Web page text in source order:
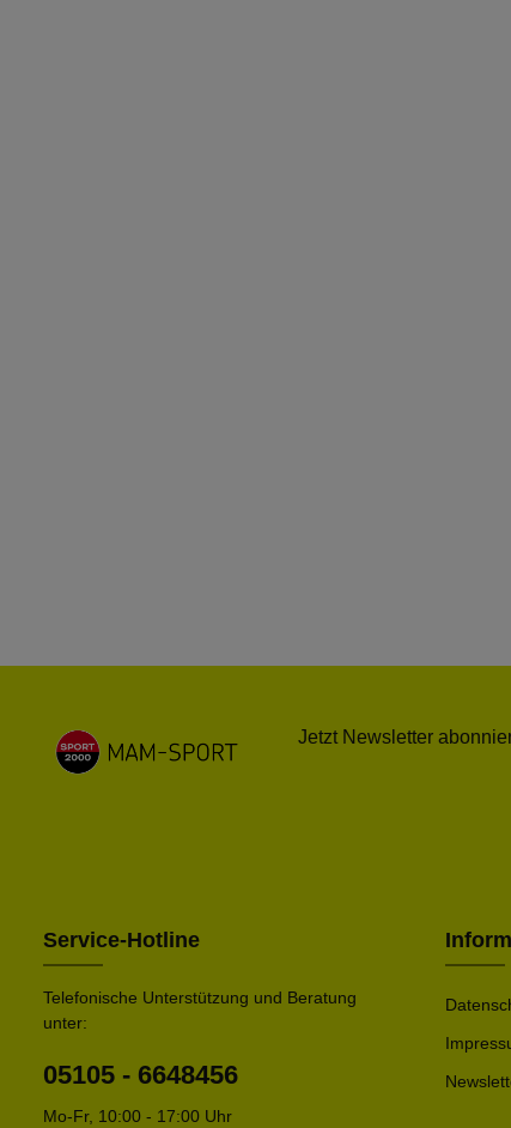
Jetzt Newsletter
Service-Hotline
Telefonische Unterstützung und Beratung
unter:
05105 - 6648456
Mo-Fr, 10:00 - 17:00 Uhr